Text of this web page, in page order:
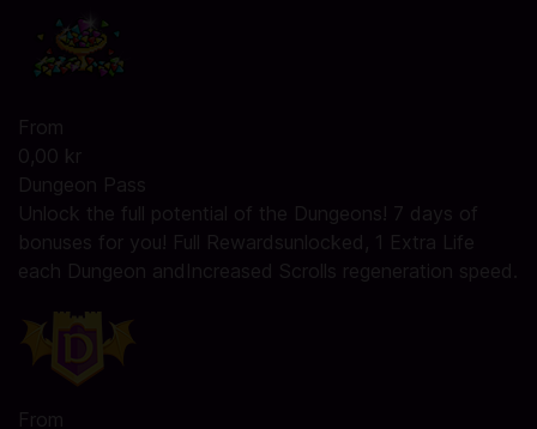
From
0,00 kr
Dungeon Pass
Unlock the full potential of the Dungeons! 7 days of
bonuses for you! Full Rewardsunlocked, 1 Extra Life
each Dungeon andIncreased Scrolls regeneration speed.
From